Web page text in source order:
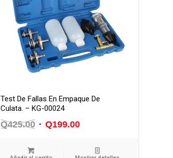
Test De Fallas En Empaque De
Culata. – KG-00024
Q425.00 El Q199.00El
actual